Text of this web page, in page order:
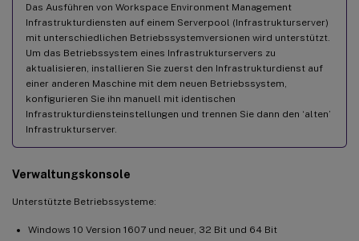
Das Ausführen von Workspace Environment Management
Infrastrukturdiensten auf einem Serverpool (Infrastrukturserver)
mit unterschiedlichen Betriebssystemversionen wird unterstützt.
Um das Betriebssystem eines Infrastrukturservers zu
aktualisieren, installieren Sie zuerst den Infrastrukturdienst auf
einer anderen Maschine mit dem neuen Betriebssystem,
konfigurieren Sie ihn manuell mit identischen
Infrastrukturdiensteinstellungen und trennen Sie dann den ‘alten’
Infrastrukturserver.
Verwaltungskonsole
Unterstützte Betriebssysteme:
Windows 10 Version 1607 und neuer, 32 Bit und 64 Bit